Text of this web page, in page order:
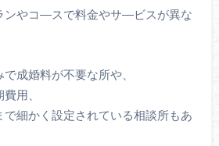
ンやコ―スで料金やサ―ビスが異な
成婚料が不要な所や、
用、
で細かく設定されている相談所もあ